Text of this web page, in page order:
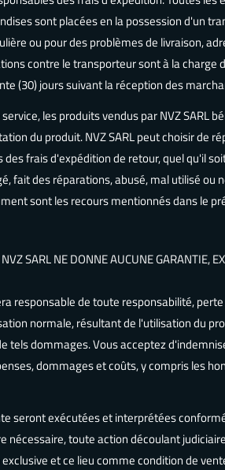
sont placées en la possession d'un
ou pour des problèmes de livraison,
contre le transporteur sont à la
(30) jours suivant la réception des
les produits vendus par NVZ
du produit. NVZ SARL peut choisir de
frais d'expédition de retour, quel qu'il
des réparations, abusé, mal utilisé ou
sont les recours mentionnés dans le
SARL NE DONNE AUCUNE GARANTIE,
responsable de toute responsabilité,
normale, résultant de l'utilisation du
tels dommages. Vous acceptez
dommages et coûts, y compris les
seront exécutées et interprétées
nécessaire, toute action découlant
et ce lieu comme condition de